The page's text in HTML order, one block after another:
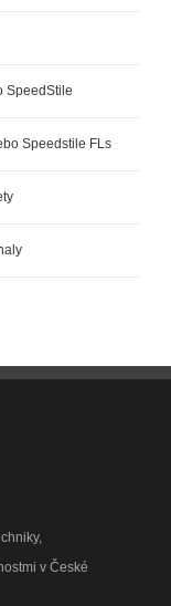
SpeedStile
Speedstile FLs
v České